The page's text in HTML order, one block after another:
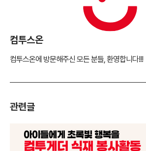
컴투스온
컴투스온에 방문해주신 모든 분들, 환영합니다!!!
관련글